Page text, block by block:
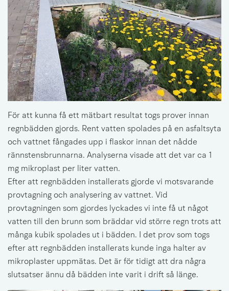
För att kunna få ett mätbart resultat togs prover innan
regnbädden gjords. Rent vatten spolades på en asfaltsyta
och vattnet fångades upp i flaskor innan det nådde
rännstensbrunnarna. Analyserna visade att det var ca 1
mg mikroplast per liter vatten.
Efter att regnbädden installerats gjorde vi motsvarande
provtagning och analysering av vattnet. Vid
provtagningen som gjordes lyckades vi inte få ut något
vatten till den brunn som bräddar vid större regn trots att
många kubik spolades ut i bädden. I det prov som togs
efter att regnbädden installerats kunde inga halter av
mikroplaster uppmätas. Det är för tidigt att dra några
slutsatser ännu då bädden inte varit i drift så länge.